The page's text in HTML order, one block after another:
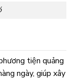
tiện quảng
ngày, giúp xây